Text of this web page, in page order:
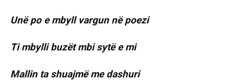
Unë po e mbyll vargun në poezi
Ti mbylli buzët mbi sytë e mi
Mallin ta shuajmë me dashuri